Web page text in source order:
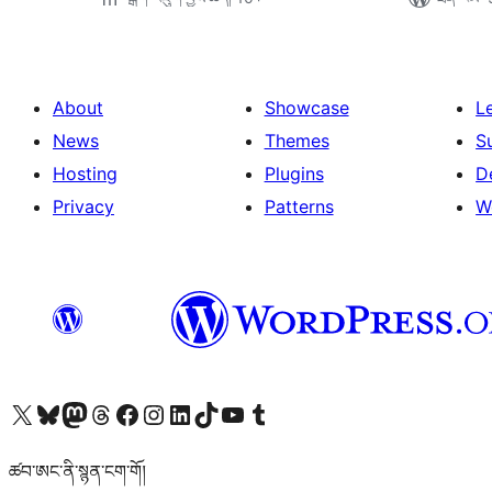
About
News
Hosting
Privacy
Showcase
Themes
Plugins
Patterns
Visit our X (formerly Twitter) account
Visit our Bluesky account
Visit our Mastodon account
Visit our Threads account
Visit our Facebook page
Visit our Instagram account
Visit our LinkedIn account
Visit our TikTok account
Visit our YouTube channel
Visit our Tumblr account
ཚབ་ཨང་ནི་སྙན་ངག་གོ།